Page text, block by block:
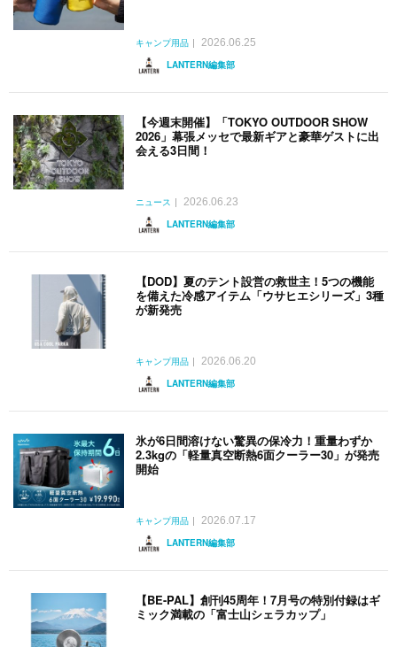
キャンプ用品
2026.06.25
LANTERN編集部
【今週末開催】「TOKYO OUTDOOR SHOW
2026」幕張メッセで最新ギアと豪華ゲストに出
会える3日間！
ニュース
2026.06.23
LANTERN編集部
【DOD】夏のテント設営の救世主！5つの機能
を備えた冷感アイテム「ウサヒエシリーズ」3種
が新発売
キャンプ用品
2026.06.20
LANTERN編集部
氷が6日間溶けない驚異の保冷力！重量わずか
2.3kgの「軽量真空断熱6面クーラー30」が発売
開始
キャンプ用品
2026.07.17
LANTERN編集部
【BE-PAL】創刊45周年！7月号の特別付録はギ
ミック満載の「富士山シェラカップ」